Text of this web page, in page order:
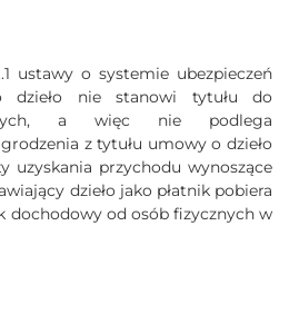
ustawy o systemie ubezpieczeń
dzieło nie stanowi tytułu do
a więc nie podlega
z tytułu umowy o dzieło
uzyskania przychodu wynoszące
dzieło jako płatnik pobiera
dochodowy od osób fizycznych w